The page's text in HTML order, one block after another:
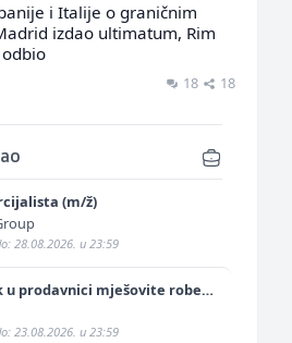
i Italije o graničnim
izdao ultimatum, Rim
18 18
(m/ž)
28.08.2026. u 23:59
u prodavnici mješovite robe
23.08.2026. u 23:59